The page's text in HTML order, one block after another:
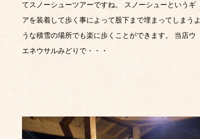
てスノーシューツアーですね。 スノーシューというギ
アを装着して歩く事によって股下まで埋まってしまうよ
うな積雪の場所でも楽に歩くことができます。 当店ウ
エネウサルみどりで・・・